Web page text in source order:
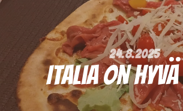
24.8.2025
Italia on hyvä